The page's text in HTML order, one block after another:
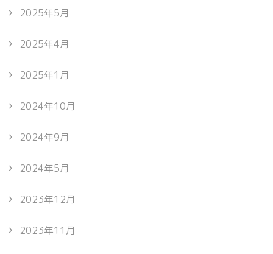
2025年5月
2025年4月
2025年1月
2024年10月
2024年9月
2024年5月
2023年12月
2023年11月